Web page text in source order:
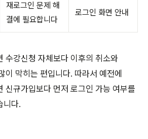
재로그인 문제 해
결에 필요합니다
로그인 화면 안내
수강신청 자체보다 이후의 취소와
이 막히는 편입니다. 따라서 예전에
신규가입보다 먼저 로그인 가능 여부를
니다.